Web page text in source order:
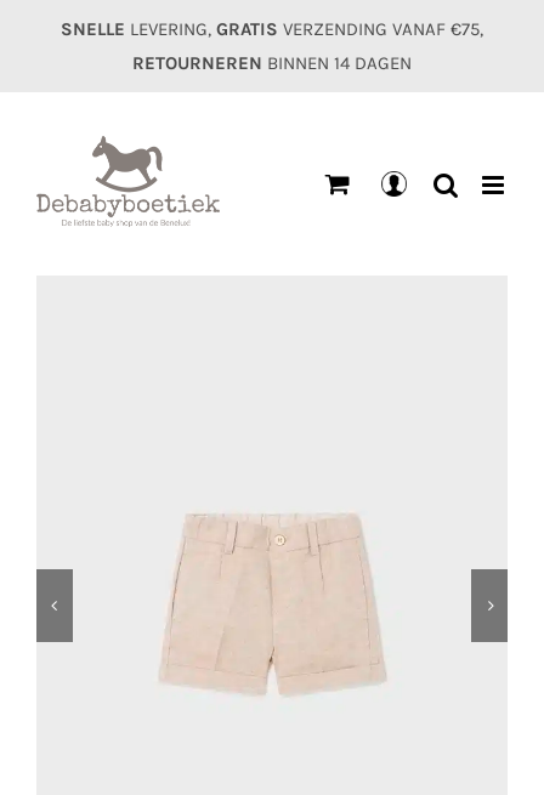
SNELLE LEVERING, GRATIS VERZENDING VANAF €75,
RETOURNEREN BINNEN 14 DAGEN